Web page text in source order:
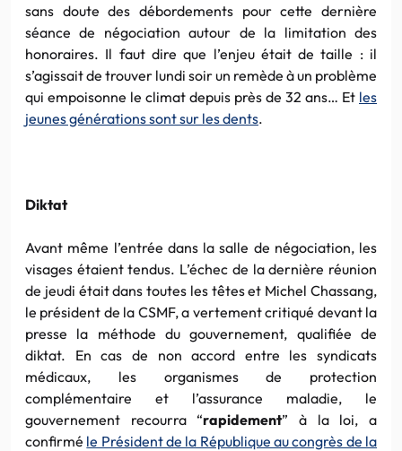
sans doute des débordements pour cette dernière
séance de négociation autour de la limitation des
honoraires. Il faut dire que l’enjeu était de taille : il
s’agissait de trouver lundi soir un remède à un problème
qui empoisonne le climat depuis près de 32 ans… Et les
jeunes générations sont sur les dents.
Diktat
Avant même l’entrée dans la salle de négociation, les
visages étaient tendus. L’échec de la dernière réunion
de jeudi était dans toutes les têtes et Michel Chassang,
le président de la CSMF, a vertement critiqué devant la
presse la méthode du gouvernement, qualifiée de
diktat. En cas de non accord entre les syndicats
médicaux, les organismes de protection
complémentaire et l’assurance maladie, le
gouvernement recourra “rapidement” à la loi, a
confirmé le Président de la République au congrès de la